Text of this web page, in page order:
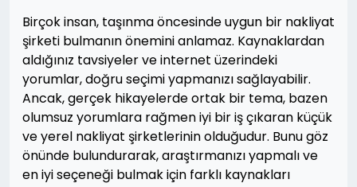
Birçok insan, taşınma öncesinde uygun bir nakliyat
şirketi bulmanın önemini anlamaz. Kaynaklardan
aldığınız tavsiyeler ve internet üzerindeki
yorumlar, doğru seçimi yapmanızı sağlayabilir.
Ancak, gerçek hikayelerde ortak bir tema, bazen
olumsuz yorumlara rağmen iyi bir iş çıkaran küçük
ve yerel nakliyat şirketlerinin olduğudur. Bunu göz
önünde bulundurarak, araştırmanızı yapmalı ve
en iyi seçeneği bulmak için farklı kaynakları